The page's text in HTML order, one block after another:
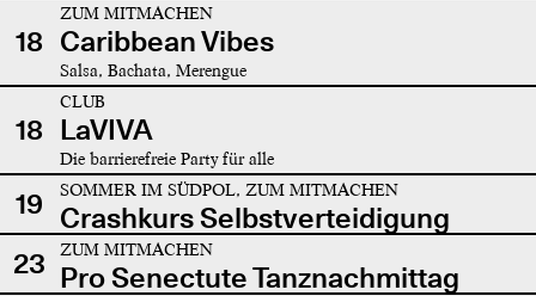
18
ZUM MITMACHEN
Caribbean Vibes
Salsa, Bachata, Merengue
18
CLUB
LaVIVA
Die barrierefreie Party für alle
19 SOMMER IM SÜDPOL, ZUM MITMACHEN
Crashkurs Selbstverteidigung
23
ZUM MITMACHEN
Pro Senectute Tanznachmittag